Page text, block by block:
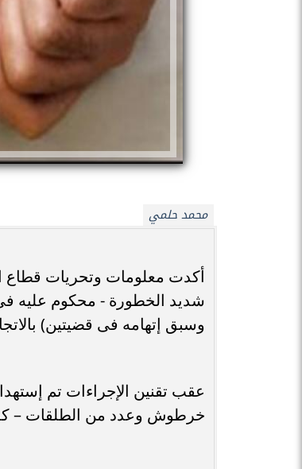
محمد حلمي
أكدت معلومات وتحريات قطاع
شديد الخطورة - محكوم عليه
وسبق إتهامه فى قضيتين)
خرطوش وعدد من الطلقات –